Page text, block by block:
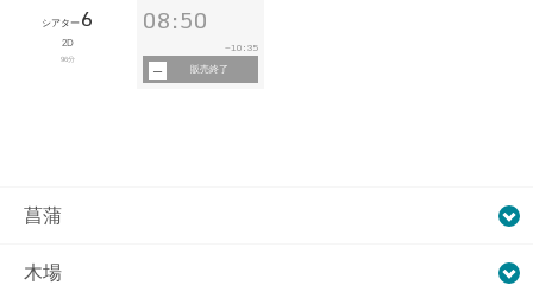
シアター 6
2D
96分
08:50
~10:35
販売終了
菖蒲
木場